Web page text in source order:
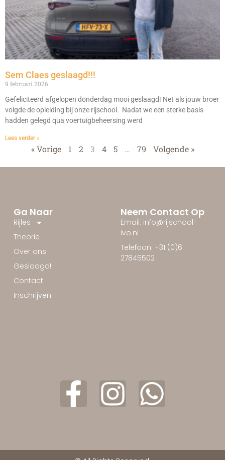
Sem Claes geslaagd!!!
9 februari 2026
Gefeliciteerd afgelopen donderdag mooi geslaagd! Net als jouw broer
volgde de opleiding bij onze rijschool. Nadat we een sterke basis
hadden gelegd qua voertuigbeheersing werd
Lees verder »
« Vorige 1 2 3 4 5 … 79 Volgende »
Ga Naar
Rijles
Theorie
Over ons
Geslaagd!
Contact
Inschrijven
Neem Contact Op
Email: info@rijschool-
ivo.nl
Telefoon: +31 (0)6
27845502